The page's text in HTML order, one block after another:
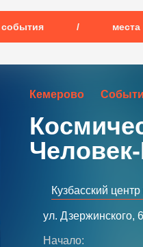
события / места
Кемерово
Кузбасский центр
ул. Дзержинского, 6
Начало: